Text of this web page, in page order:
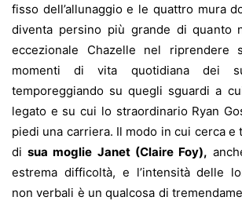
fisso dell’allunaggio e le quattro mura
diventa persino più grande di quanto
eccezionale Chazelle nel riprendere
momenti di vita quotidiana dei
temporeggiando su quegli sguardi a
legato e su cui lo straordinario Ryan
piedi una carriera. Il modo in cui cerca e
disua moglie Janet (Claire Foy),
estrema difficoltà, e l’intensità delle
non verbali è un qualcosa di